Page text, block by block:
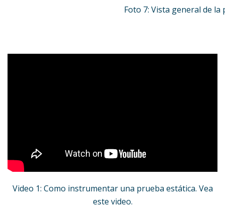
Foto 7: Vista general de
Video 1: Como instrumentar una prueba estática. Vea
este video.